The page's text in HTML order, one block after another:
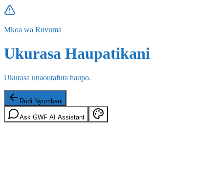
Mkoa wa Ruvuma
Ukurasa Haupatikani
Ukurasa unaoutafuta haupo.
Rudi Nyumbani
Ask GWF AI Assistant